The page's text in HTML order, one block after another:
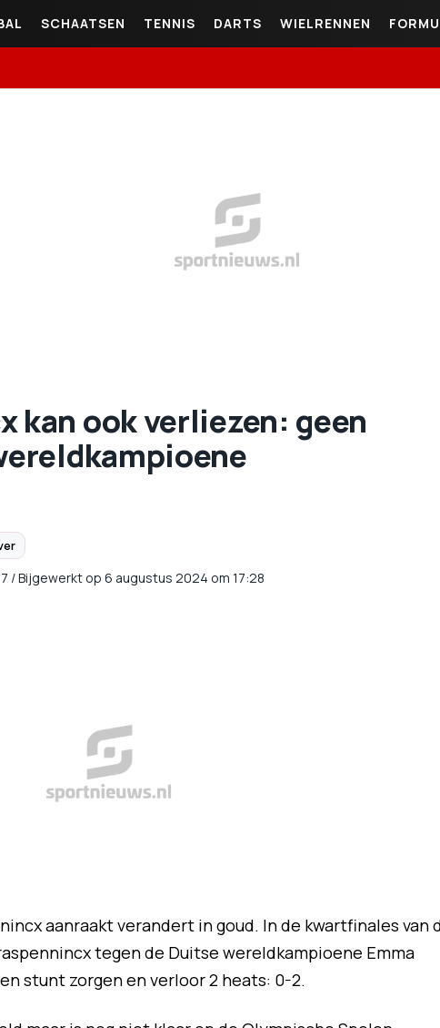
SCHAATSEN TENNIS DARTS WIELRENNEN
kan ook verliezen: geen
/Bijgewerkt op 6 augustus 2024 om 17:28
aanraakt verandert in goud. In de kwartfinales van
tegen de Duitse wereldkampioene Emma
stunt zorgen en verloor 2 heats: 0-2.